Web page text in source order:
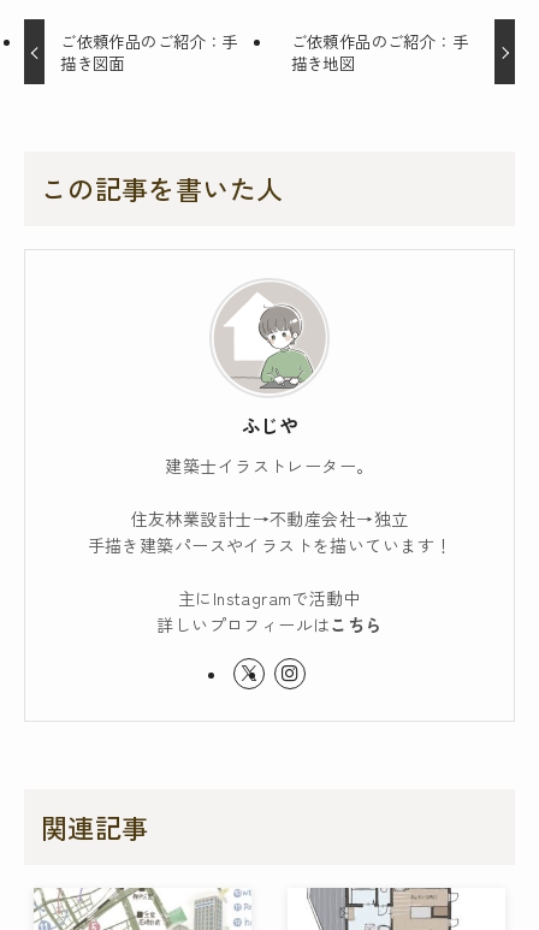
ご依頼作品のご紹介：手
描き図面
ご依頼作品のご紹介：手
描き地図
この記事を書いた人
ふじや
建築士イラストレーター。
住友林業設計士→不動産会社→独立
手描き建築パースやイラストを描いています！
主にInstagramで活動中
詳しいプロフィールはこちら
関連記事